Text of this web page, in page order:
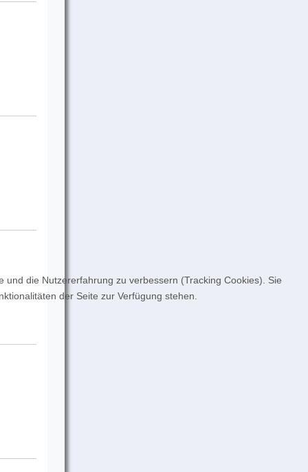
die Nutzererfahrung zu verbessern (Tracking Cookies). Sie
der Seite zur Verfügung stehen.